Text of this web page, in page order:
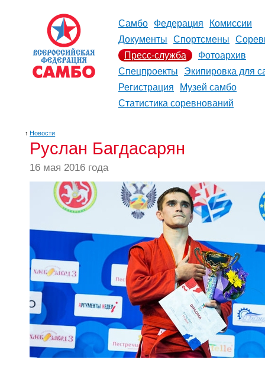
Самбо Федерация
Комиссии
Документы
Спортсмены
Пресс-служба
Фотоархив
Спецпроекты
Экипировка для
Регистрация
Музей самбо
Статистика соревнований
↑ Новости
Руслан Багдасарян
16 мая 2016 года